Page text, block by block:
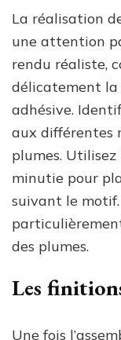
La réalisation
une attention
rendu réaliste,
délicatement
adhésive.
aux différentes
plumes.
minutie pour
suivant le motif.
des plumes.
Les
Une fois